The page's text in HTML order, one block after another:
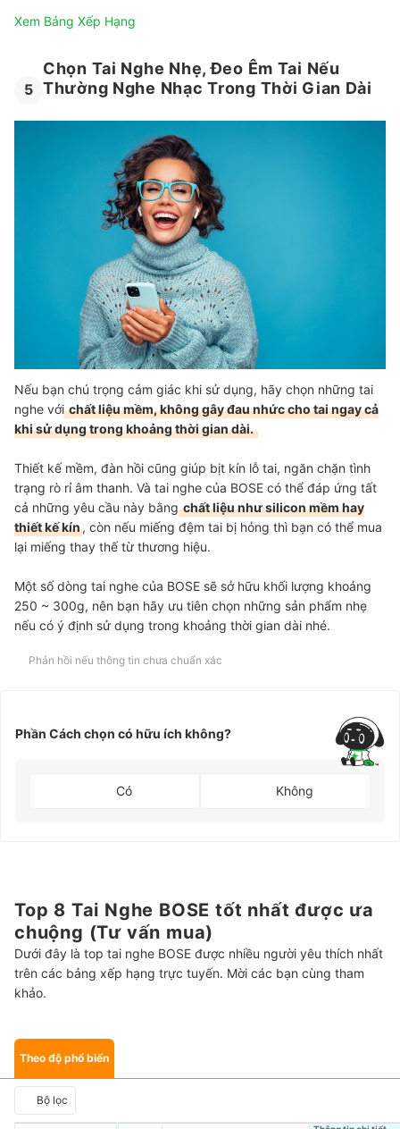
Xem Bảng Xếp Hạng
5
Chọn Tai Nghe Nhẹ, Đeo Êm Tai Nếu
Thường Nghe Nhạc Trong Thời Gian Dài
Nếu bạn chú trọng cảm giác khi sử dụng, hãy chọn những tai
nghe vớichất liệu mềm, không gây đau nhức cho tai ngay cả
khi sử dụng trong khoảng thời gian dài.
Thiết kế mềm, đàn hồi cũng giúp bịt kín lỗ tai, ngăn chặn tình
trạng rò rỉ âm thanh. Và tai nghe của BOSE có thể đáp ứng tất
cả những yêu cầu này bằngchất liệu như silicon mềm hay
thiết kế kín, còn nếu miếng đệm tai bị hỏng thì bạn có thể mua
lại miếng thay thế từ thương hiệu.
Một số dòng tai nghe của BOSE sẽ sở hữu khối lượng khoảng
250 ~ 300g, nên bạn hãy ưu tiên chọn những sản phẩm nhẹ
nếu có ý định sử dụng trong khoảng thời gian dài nhé.
Phản hồi nếu thông tin chưa chuẩn xác
Phần Cách chọn có hữu ích không?
Có Không
Top 8 Tai Nghe BOSE tốt nhất được ưa
chuộng (Tư vấn mua)
Dưới đây là top tai nghe BOSE được nhiều người yêu thích nhất
trên các bảng xếp hạng trực tuyến. Mời các bạn cùng tham
khảo.
Theo độ phổ biến
Bộ lọc